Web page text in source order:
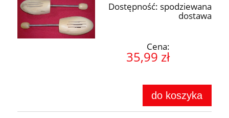
Dostępność: spodziewana
dostawa
Cena:
35,99 zł
do koszyka